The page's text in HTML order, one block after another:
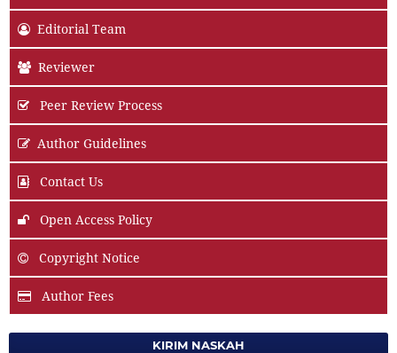
Editorial Team
Reviewer
Peer Review Process
Author Guidelines
Contact Us
Open Access Policy
Copyright Notice
Author Fees
KIRIM NASKAH